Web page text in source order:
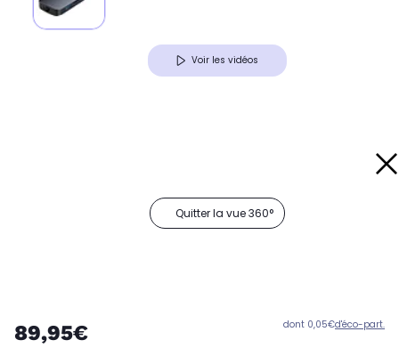
Voir les vidéos
Quitter la vue 360°
89,95€ dont 0,05€d'éco-part.